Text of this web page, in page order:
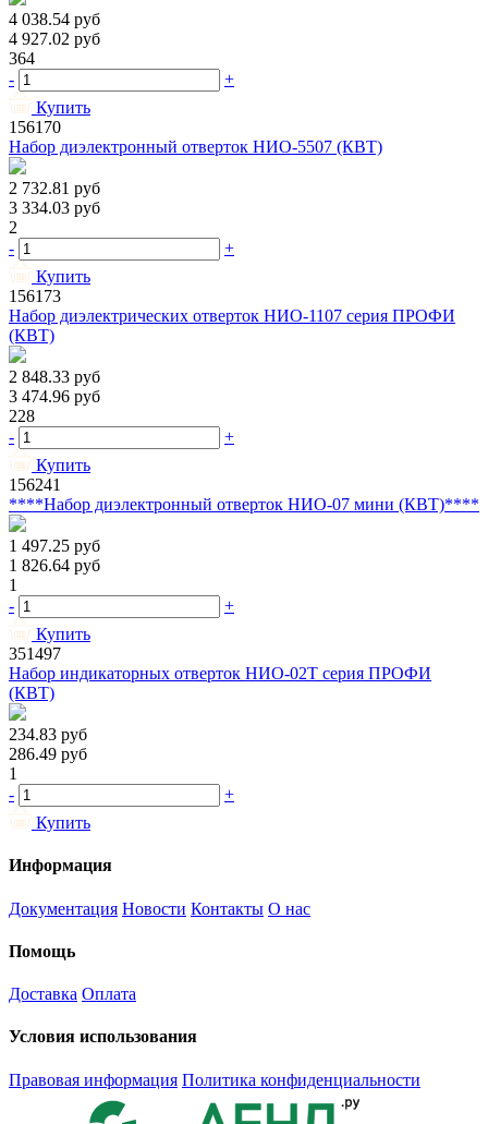
4 038.54 руб
4 927.02 руб
364
-
+
Купить
156170
Набор диэлектронный отверток НИО-5507 (КВТ)
2 732.81 руб
3 334.03 руб
2
-
+
Купить
156173
Набор диэлектрических отверток НИО-1107 серия ПРОФИ
(КВТ)
2 848.33 руб
3 474.96 руб
228
-
+
Купить
156241
****Набор диэлектронный отверток НИО-07 мини (КВТ)****
1 497.25 руб
1 826.64 руб
1
-
+
Купить
351497
Набор индикаторных отверток НИО-02Т серия ПРОФИ
(КВТ)
234.83 руб
286.49 руб
1
-
+
Купить
Информация
Документация Новости Контакты О нас
Помощь
Доставка Оплата
Условия использования
Правовая информация Политика конфиденциальности